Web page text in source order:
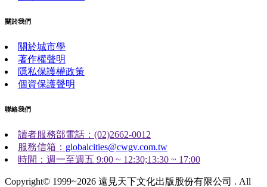
關於我們
關於城市學
著作權聲明
隱私保護權政策
個資保護聲明
聯絡我們
讀者服務部電話：(02)2662-0012
服務信箱： globalcities@cwgv.com.tw
時間：週一至週五 9:00 ~ 12:30;13:30 ~ 17:00
Copyright© 1999~2026 遠見天下文化出版股份有限公司 . All